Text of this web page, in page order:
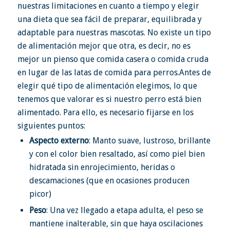
nuestras limitaciones en cuanto a tiempo y elegir
una dieta que sea fácil de preparar, equilibrada y
adaptable para nuestras mascotas. No existe un tipo
de alimentación mejor que otra, es decir, no es
mejor un pienso que comida casera o comida cruda
en lugar de las latas de comida para perros.Antes de
elegir qué tipo de alimentación elegimos, lo que
tenemos que valorar es si nuestro perro está bien
alimentado. Para ello, es necesario fijarse en los
siguientes puntos:
Aspecto externo: Manto suave, lustroso, brillante
y con el color bien resaltado, así como piel bien
hidratada sin enrojecimiento, heridas o
descamaciones (que en ocasiones producen
picor)
Peso: Una vez llegado a etapa adulta, el peso se
mantiene inalterable, sin que haya oscilaciones